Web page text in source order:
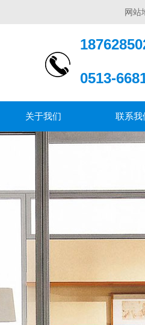
网站
0513-
关于我们 联系我